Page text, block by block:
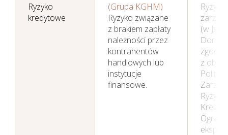
Ryzyko
kredytowe
(Grupa KGHM)
Ryzyko związane
z brakiem zapłaty
należności przez
kontrahentów
handlowych lub
instytucje
finansowe.
(w
z
Polityką